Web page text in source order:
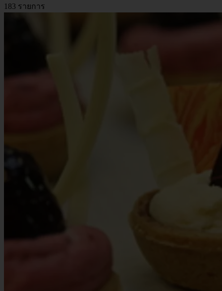
183 รายการ